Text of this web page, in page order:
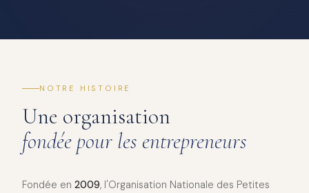
NOTRE HISTOIRE
Une organisation
fondée pour les entrepreneurs
Fondée en 2009, l'Organisation Nationale des Petites